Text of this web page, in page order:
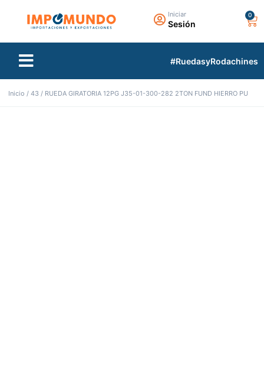
Iniciar
Sesión
#RuedasyRodachines
Inicio / 43 / RUEDA GIRATORIA 12PG J35-01-300-282 2TON FUND HIERRO PU